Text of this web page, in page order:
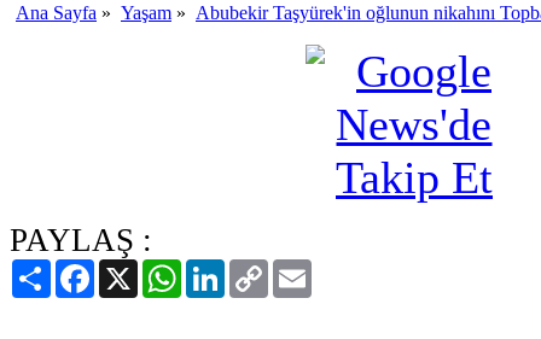
Ana Sayfa » Yaşam » Abubekir Taşyürek'in oğlunun nikahını
PAYLAŞ :
PaylaşFacebook
X WhatsAppLinkedIn
Copy
Link